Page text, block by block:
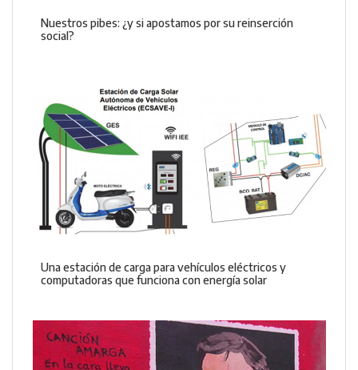
Nuestros pibes: ¿y si apostamos por su reinserción
social?
Una estación de carga para vehículos eléctricos y
computadoras que funciona con energía solar